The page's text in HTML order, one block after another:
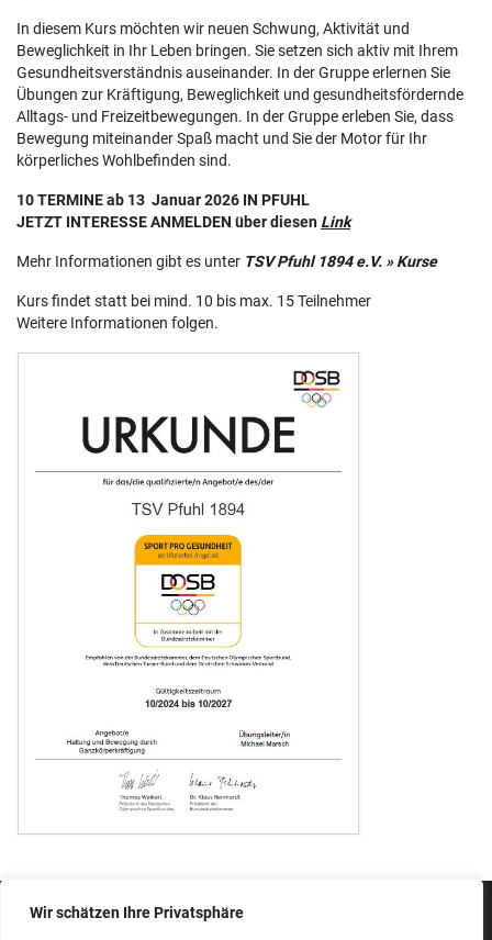
Wir schätzen Ihre Privatsphäre
In diesem Kurs möchten wir neuen Schwung, Aktivität und
Beweglichkeit in Ihr Leben bringen. Sie setzen sich aktiv mit Ihrem
Gesundheitsverständnis auseinander. In der Gruppe erlernen Sie
Übungen zur Kräftigung, Beweglichkeit und gesundheitsfördernde
Alltags- und Freizeitbewegungen. In der Gruppe erleben Sie, dass
Bewegung miteinander Spaß macht und Sie der Motor für Ihr
körperliches Wohlbefinden sind.
10 TERMINE ab 13 Januar 2026 IN PFUHL
JETZT INTERESSE ANMELDEN über diesen Link
Mehr Informationen gibt es unter TSV Pfuhl 1894 e.V. » Kurse
Kurs findet statt bei mind. 10 bis max. 15 Teilnehmer
Weitere Informationen folgen.
IMPRESSUM